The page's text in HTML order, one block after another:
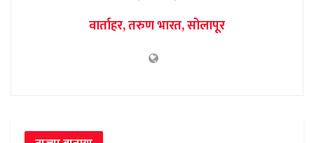
वार्ताहर, तरुण भारत, सोलापूर